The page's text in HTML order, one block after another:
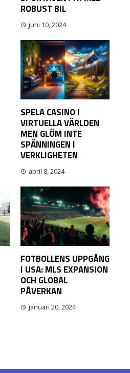
ROBUST BIL
juni 10, 2024
SPELA CASINO I
VIRTUELLA VÄRLDEN
MEN GLÖM INTE
SPÄNNINGEN I
VERKLIGHETEN
april 8, 2024
FOTBOLLENS UPPGÅNG
I USA: MLS EXPANSION
OCH GLOBAL
PÅVERKAN
januari 20, 2024